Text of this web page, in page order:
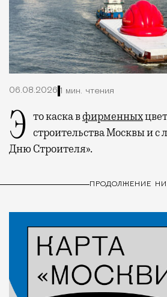
06.08.2026 1 мин. чтения
Это каска вфирменных
строительства Москвы и с
Дню Строителя».
ПРОДОЛЖЕНИЕ